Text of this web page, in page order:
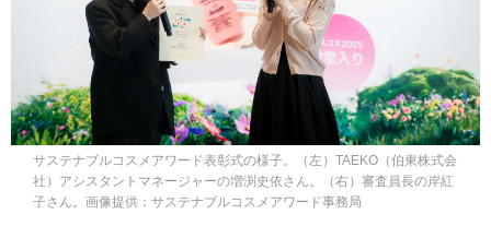
サステナブルコスメアワード表彰式の様子。（左）TAEKO（伯東株式会
社）アシスタントマネージャーの増渕史依さん。（右）審査員長の岸紅
子さん。画像提供：サステナブルコスメアワード事務局